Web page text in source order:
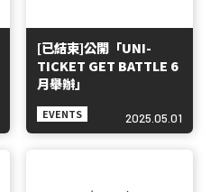
[已結束]公開「UNI-
TICKET GET BATTLE 6
月舉辦」
EVENTS 2025.05.01